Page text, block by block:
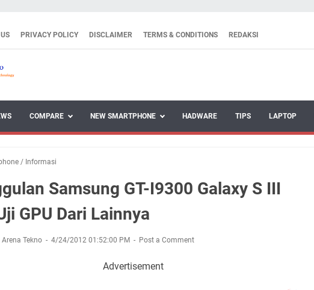
PRIVACY POLICY DISCLAIMER TERMS & CONDITIONS REDAKSI
COMPARE NEW SMARTPHONE HADWARE TIPS LAPTOP
/ Informasi
Samsung GT-I9300 Galaxy S III
GPU Dari Lainnya
Tekno 4/24/2012 01:52:00 PM Post a Comment
Advertisement